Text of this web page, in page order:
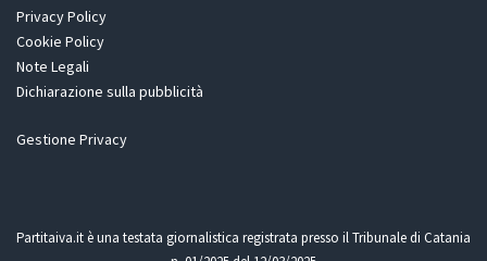
Privacy Policy
Cookie Policy
Note Legali
Dichiarazione sulla pubblicità
Gestione Privacy
Partitaiva.it è una testata giornalistica registrata presso il Tribunale di Catania